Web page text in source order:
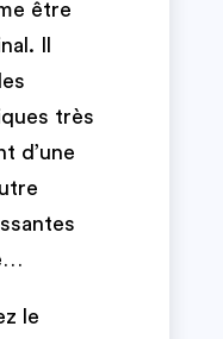
être
Il
très
d’une
le